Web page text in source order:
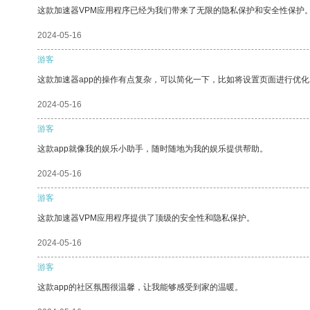
这款加速器VPM应用程序已经为我们带来了无限的隐私保护和安全性保护
2024-05-16
游客
这款加速器app的操作有点复杂，可以简化一下，比如将设置页面进行优
2024-05-16
游客
这款app就像我的娱乐小助手，随时随地为我的娱乐提供帮助。
2024-05-16
游客
这款加速器VPM应用程序提供了顶级的安全性和隐私保护。
2024-05-16
游客
这款app的社区氛围很温馨，让我能够感受到家的温暖。